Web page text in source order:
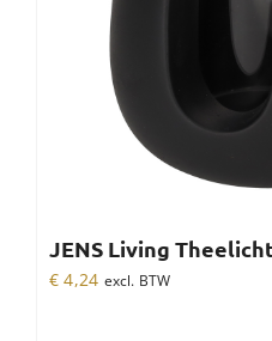
JENS Living
€ 4,24 excl. BTW